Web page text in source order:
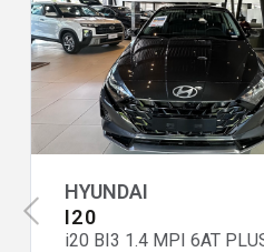
HYUNDAI
I20
i20 BI3 1.4 MPI 6AT